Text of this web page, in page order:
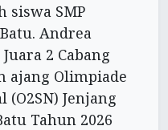
siswa SMP
Andrea
2 Cabang
ajang Olimpiade
(O2SN) Jenjang
Tahun 2026